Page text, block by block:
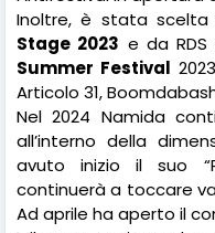
Inoltre, è stata
Stage 2023 e da
Summer Festival
Articolo 31,
Nel 2024 Namida
all’interno della
avuto inizio il suo
continuerà a toccare
Ad aprile ha aperto il